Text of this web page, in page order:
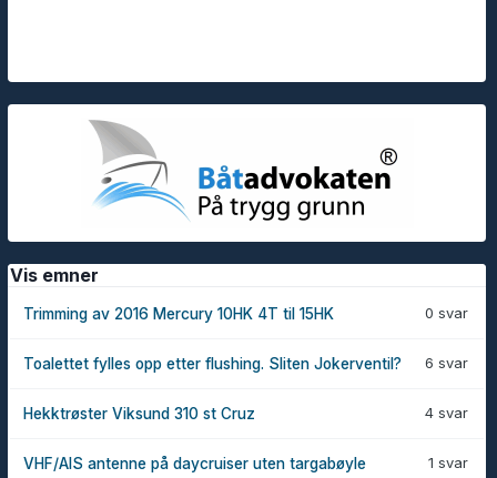
Vis emner
0 svar
Trimming av 2016 Mercury 10HK 4T til 15HK
6 svar
Toalettet fylles opp etter flushing. Sliten Jokerventil?
4 svar
Hekktrøster Viksund 310 st Cruz
1 svar
VHF/AIS antenne på daycruiser uten targabøyle